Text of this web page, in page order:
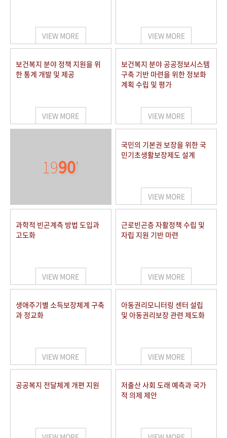
VIEW MORE VIEW MORE
보건복지 분야 정책 지원을 위
한 통계 개발 및 제공
VIEW MORE
보건복지 분야 공공정보시스템
구축 기반 마련을 위한 정보화
계획 수립 및 평가
VIEW MORE
1990'
국민의 기본권 보장을 위한 국
민기초생활보장제도 설계
VIEW MORE
과학적 빈곤계측 방법 도입과
고도화
VIEW MORE
근로빈곤층 자활정책 수립 및
자립 지원 기반 마련
VIEW MORE
생애주기별 소득보장체계 구축
과 정교화
VIEW MORE
아동권리모니터링 센터 설립
및 아동권리보장 관련 제도화
VIEW MORE
공공복지 전달체계 개편 지원
저출산 사회 도래 예측과 국가
적 의제 제안